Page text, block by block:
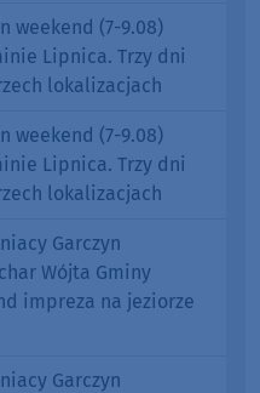
weekend (7-9.08)
Lipnica. Trzy dni
lokalizacjach
weekend (7-9.08)
Lipnica. Trzy dni
lokalizacjach
Garczyn
Wójta Gminy
impreza na jeziorze
Garczyn